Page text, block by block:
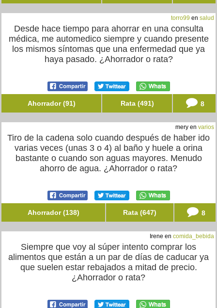
torro99 en salud
Desde hace tiempo para ahorrar en una consulta
médica, me automedico siempre y cuando presente
los mismos síntomas que una enfermedad que ya
haya pasado. ¿Ahorrador o rata?
Ahorrador (91) Rata (491) 8
mery en varios
Tiro de la cadena solo cuando después de haber ido
varias veces (unas 3 o 4) al baño y huele a orina
bastante o cuando son aguas mayores. Menudo
ahorro de agua. ¿Ahorrador o rata?
Ahorrador (138) Rata (647) 8
Irene en comida_bebida
Siempre que voy al súper intento comprar los
alimentos que están a un par de días de caducar ya
que suelen estar rebajados a mitad de precio.
¿Ahorrador o rata?